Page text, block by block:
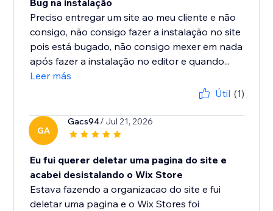
Bug na instalação
Preciso entregar um site ao meu cliente e não
consigo, não consigo fazer a instalação no site
pois está bugado, não consigo mexer em nada
após fazer a instalação no editor e quando...
Leer más
Útil (1)
GA
Gacs94/ Jul 21, 2026
Eu fui querer deletar uma pagina do site e
acabei desistalando o Wix Store
Estava fazendo a organizacao do site e fui
deletar uma pagina e o Wix Stores foi